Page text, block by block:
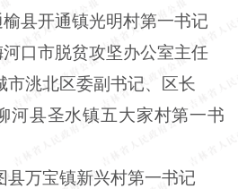
榆县开通镇光明村第一书记
河口市脱贫攻坚办公室主任
市洮北区委副书记、区长
河县圣水镇五大家村第一书
县万宝镇新兴村第一书记